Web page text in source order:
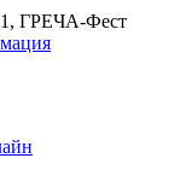
ГРЕЧА-Фест